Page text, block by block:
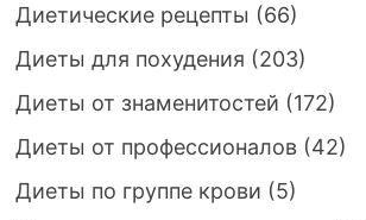
Диетические рецепты (66)
Диеты для похудения (203)
Диеты от знаменитостей (172)
Диеты от профессионалов(42)
Диеты по группе крови (5)